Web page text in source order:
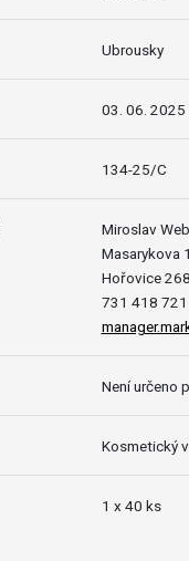
Ubrousky
03. 06. 2025
134-25/C
Miroslav
Masarykova
Hořovice
731 418 721
Není určeno
Kosmetický
1 x 40 ks